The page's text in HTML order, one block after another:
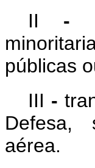
II -
públicas
III -
Defesa,
aérea.